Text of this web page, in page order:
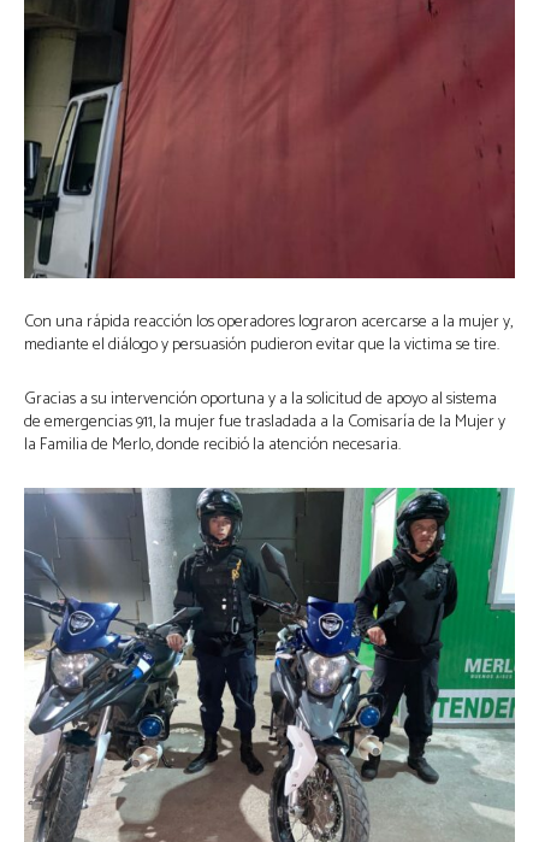
Con una rápida reacción los operadores lograron acercarse a la mujer y,
mediante el diálogo y persuasión pudieron evitar que la victima se tire.
Gracias a su intervención oportuna y a la solicitud de apoyo al sistema
de emergencias 911, la mujer fue trasladada a la Comisaría de la Mujer y
la Familia de Merlo, donde recibió la atención necesaria.